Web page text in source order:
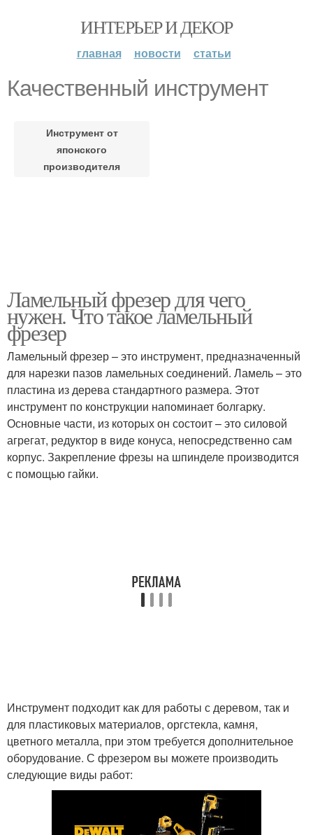
ИНТЕРЬЕР И ДЕКОР
главная новости статьи
Качественный инструмент
Инструмент от
японского
производителя
Ламельный фрезер для чего
нужен. Что такое ламельный
фрезер
Ламельный фрезер – это инструмент, предназначенный
для нарезки пазов ламельных соединений. Ламель – это
пластина из дерева стандартного размера. Этот
инструмент по конструкции напоминает болгарку.
Основные части, из которых он состоит – это силовой
агрегат, редуктор в виде конуса, непосредственно сам
корпус. Закрепление фрезы на шпинделе производится
с помощью гайки.
Инструмент подходит как для работы с деревом, так и
для пластиковых материалов, оргстекла, камня,
цветного металла, при этом требуется дополнительное
оборудование. С фрезером вы можете производить
следующие виды работ: